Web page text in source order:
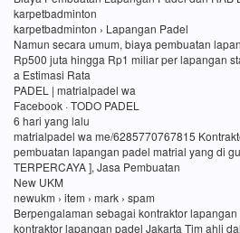
karpetbadminton
karpetbadminton › Lapangan Padel
Namun secara umum, biaya pembuatan
Rp500 juta hingga Rp1 miliar per lapangan
a Estimasi Rata
PADEL | matrialpadel wa
Facebook · TODO PADEL
6 hari yang lalu
matrialpadel wa me/6285770767815
pembuatan lapangan padel matrial yang di
TERPERCAYA ], Jasa Pembuatan
New UKM
newukm › item › mark › spam
Berpengalaman sebagai kontraktor
kontraktor lapangan padel Jakarta Tim ahli